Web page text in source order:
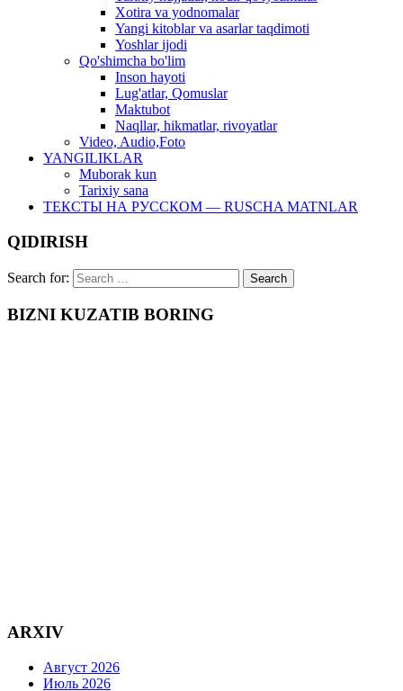
Xotira va yodnomalar
Yangi kitoblar va asarlar taqdimoti
Yoshlar ijodi
Qo'shimcha bo'lim
Inson hayoti
Lug'atlar, Qomuslar
Maktubot
Naqllar, hikmatlar, rivoyatlar
Video, Audio,Foto
YANGILIKLAR
Muborak kun
Tarixiy sana
ТЕКСТЫ НА РУССКОМ — RUSCHA MATNLAR
QIDIRISH
Search for:
BIZNI KUZATIB BORING
ARXIV
Август 2026
Июль 2026